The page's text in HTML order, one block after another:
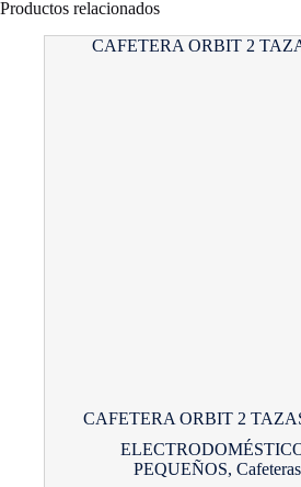
Productos relacionados
CAFETERA ORBIT 2
PEQUEÑOS,Cafeteras